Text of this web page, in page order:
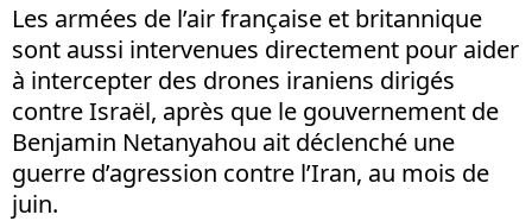
Les armées de l’air française et britannique
sont aussi intervenues directement pour aider
à intercepter des drones iraniens dirigés
contre Israël, après que le gouvernement de
Benjamin Netanyahou ait déclenché une
guerre d’agression contre l’Iran, au mois de
juin.